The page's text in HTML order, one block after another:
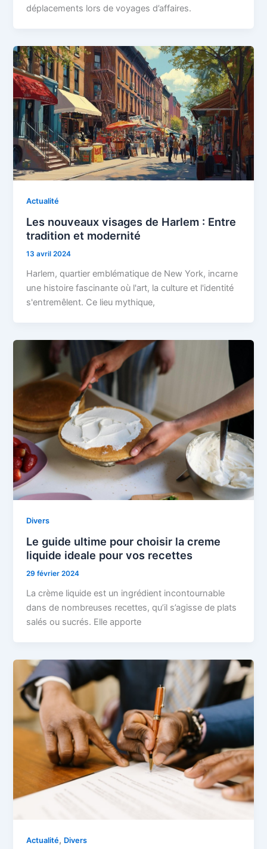
déplacements lors de voyages d’affaires.
Actualité
Les nouveaux visages de Harlem : Entre
tradition et modernité
13 avril 2024
Harlem, quartier emblématique de New York, incarne
une histoire fascinante où l'art, la culture et l'identité
s'entremêlent. Ce lieu mythique,
Divers
Le guide ultime pour choisir la creme
liquide ideale pour vos recettes
29 février 2024
La crème liquide est un ingrédient incontournable
dans de nombreuses recettes, qu’il s’agisse de plats
salés ou sucrés. Elle apporte
Actualité, Divers